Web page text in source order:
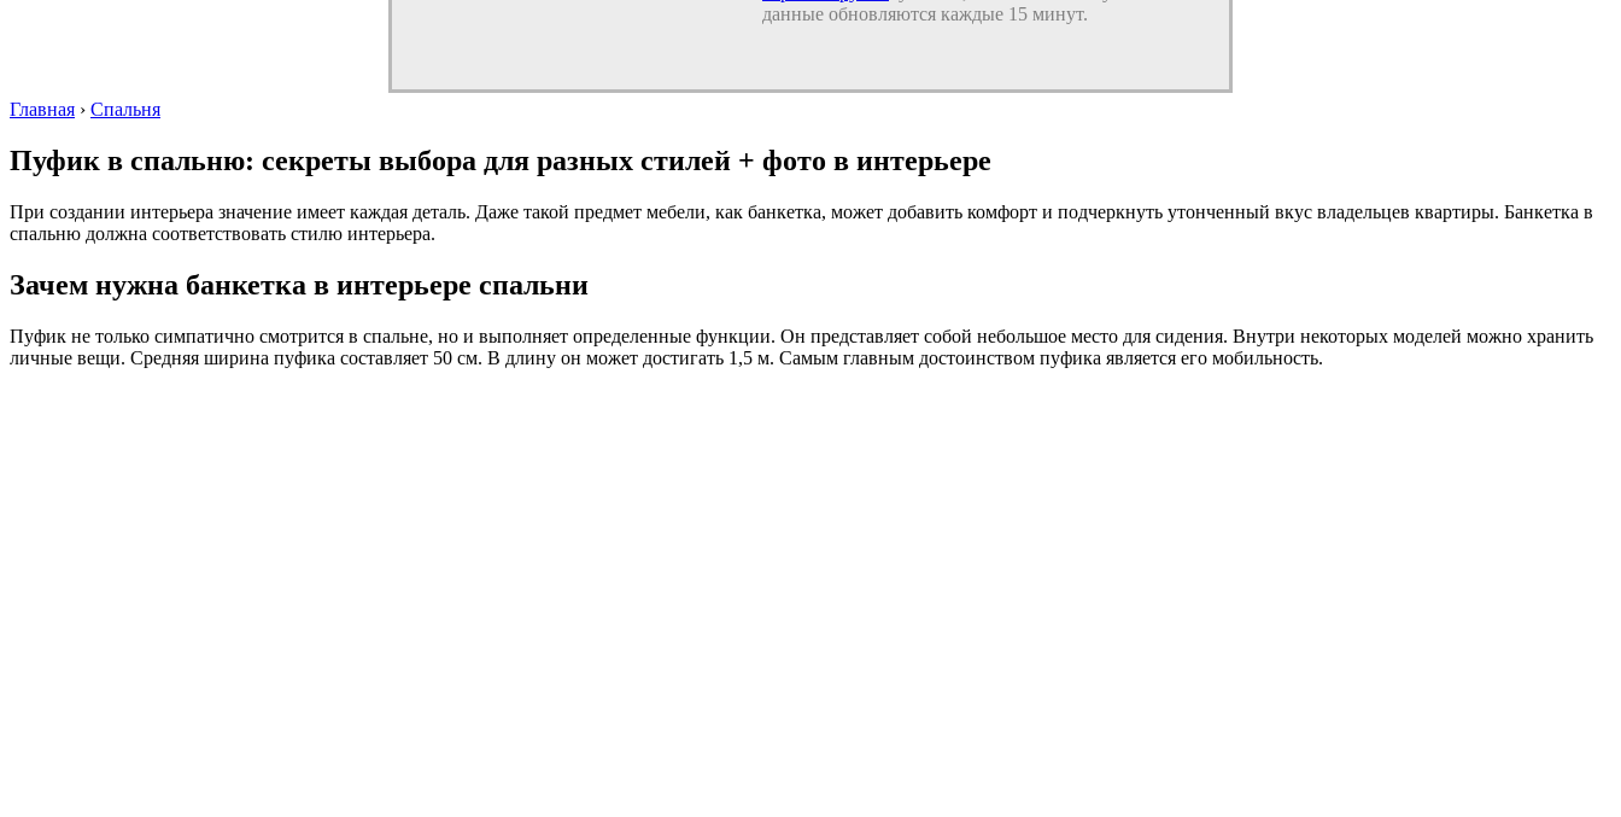
данные обновляются каждые 15 минут.
Главная › Спальня
Пуфик в спальню: секреты выбора для разных стилей + фото в интерьере
При создании интерьера значение имеет каждая деталь. Даже такой предмет мебели, как банкетка, может добавить комфорт и подчеркнуть утонченный вкус владельцев квартиры. Банкетка в
спальню должна соответствовать стилю интерьера.
Зачем нужна банкетка в интерьере спальни
Пуфик не только симпатично смотрится в спальне, но и выполняет определенные функции. Он представляет собой небольшое место для сидения. Внутри некоторых моделей можно хранить
личные вещи. Средняя ширина пуфика составляет 50 см. В длину он может достигать 1,5 м. Самым главным достоинством пуфика является его мобильность.